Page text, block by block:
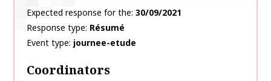
Expected response for the 30/09/2021
Response type Résumé
Event type journee-etude
Coordinators